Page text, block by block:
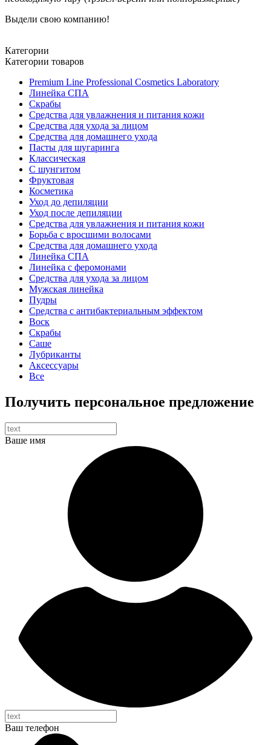
Выдели свою компанию!
Категории
Категории товаров
Premium Line Professional Cosmetics Laboratory
Линейка СПА
Скрабы
Средства для увлажнения и питания кожи
Средства для ухода за лицом
Средства для домашнего ухода
Пасты для шугаринга
Классическая
С шунгитом
Фруктовая
Косметика
Уход до депиляции
Уход после депиляции
Средства для увлажнения и питания кожи
Борьба с вросшими волосами
Средства для домашнего ухода
Линейка СПА
Линейка с феромонами
Средства для ухода за лицом
Мужская линейка
Пудры
Средства с антибактериальным эффектом
Воск
Скрабы
Саше
Лубриканты
Аксессуары
Все
Получить персональное предложение
Ваше имя
Ваш телефон